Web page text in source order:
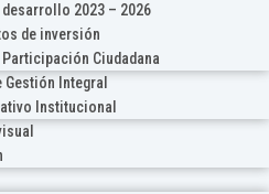
desarrollo 2023 – 2026
de inversión
Participación Ciudadana
Integral
Institucional